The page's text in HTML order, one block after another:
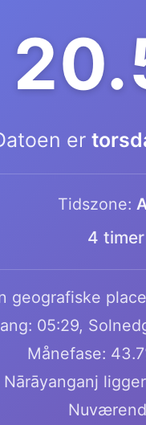
er
Tidszone:
4
geografiske
05:29,
Månefase:
Nārāyanganj